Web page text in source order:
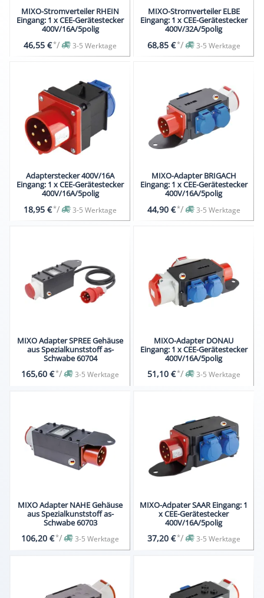
MIXO-Stromverteiler RHEIN
Eingang: 1 x CEE-Gerätestecker
400V/16A/5polig
46,55 €*/ 3-5 Werktage
MIXO-Stromverteiler ELBE
Eingang: 1 x CEE-Gerätestecker
400V/32A/5polig
68,85 €*/ 3-5 Werktage
Adapterstecker 400V/16A
Eingang: 1 x CEE-Gerätestecker
400V/16A/5polig
18,95 €*/ 3-5 Werktage
MIXO-Adapter BRIGACH
Eingang: 1 x CEE-Gerätestecker
400V/16A/5polig
44,90 €*/ 3-5 Werktage
MIXO Adapter SPREE Gehäuse
aus Spezialkunststoff as-
Schwabe 60704
165,60 €*/ 3-5 Werktage
MIXO-Adapter DONAU
Eingang: 1 x CEE-Gerätestecker
400V/16A/5polig
51,10 €*/ 3-5 Werktage
MIXO Adapter NAHE Gehäuse
aus Spezialkunststoff as-
Schwabe 60703
106,20 €*/ 3-5 Werktage
MIXO-Adpater SAAR Eingang: 1
x CEE-Gerätestecker
400V/16A/5polig
37,20 €*/ 3-5 Werktage